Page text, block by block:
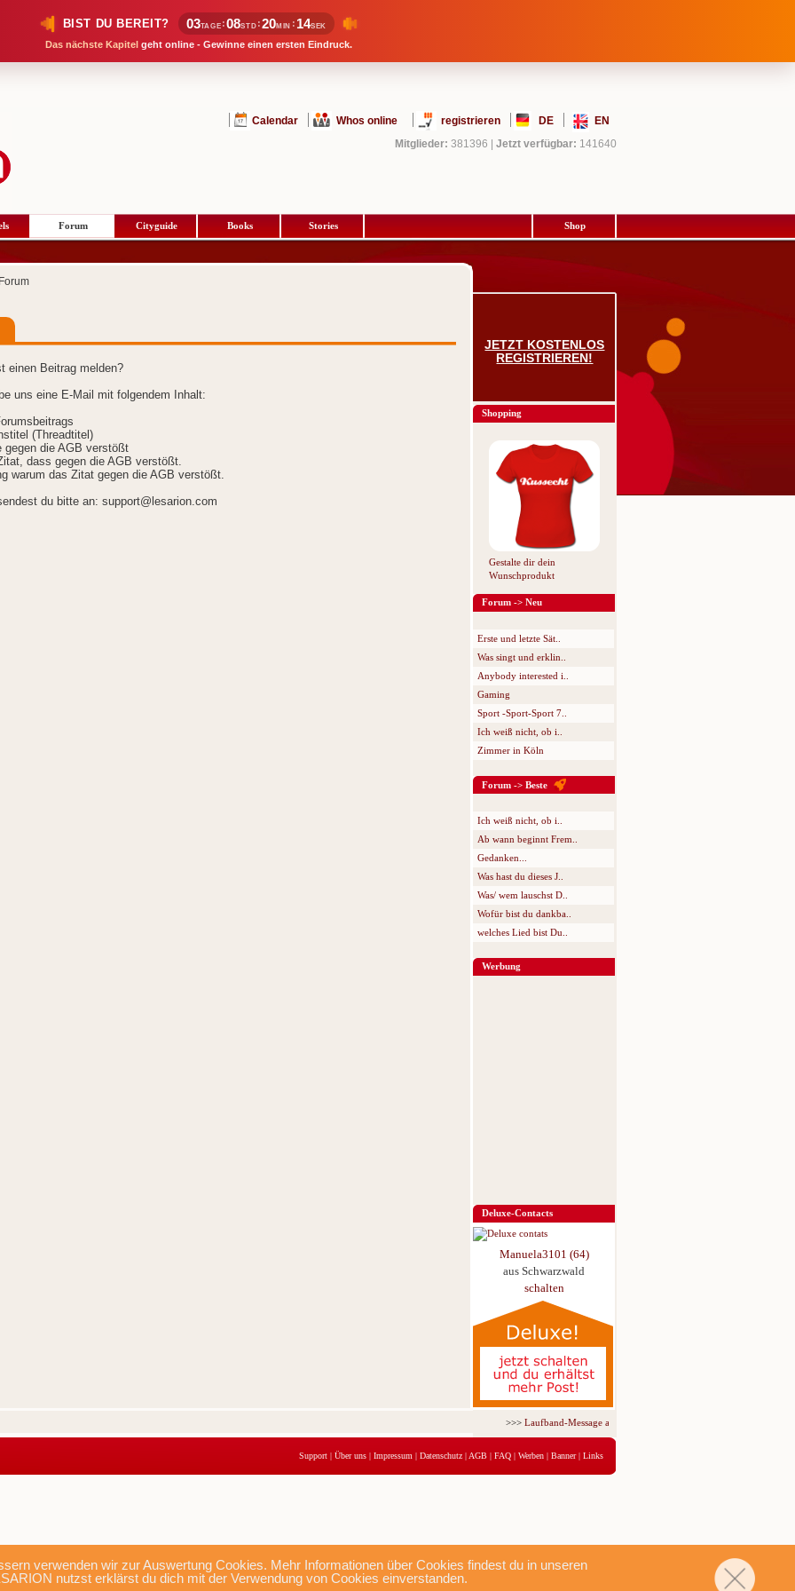
BIST DU BEREIT? 03TAGE :08STD :20MIN : 14SEK
Das nächste Kapitel geht online - Gewinne einen ersten Eindruck.
verwenden wir zur Auswertung Cookies. Mehr Informationen über Cookies findest du in unseren
nutzst erklärst du dich mit der Verwendung von Cookies einverstanden.
Calendar Whos online registrieren DE
EN
Mitglieder: 381396 Jetzt verfügbar: 141640
Forum Cityguide Books Stories Shop
einen Beitrag melden?
uns eine E-Mail mit folgendem Inhalt:
(Threadtitel)
gegen die AGB verstößt
dass gegen die AGB verstößt.
warum das Zitat gegen die AGB verstößt.
du bitte an: support@lesarion.com
JETZT KOSTENLOS
REGISTRIEREN!
Shopping
Gestalte dir dein
Wunschprodukt
Forum -> Neu
Erste und letzte Sät..
Was singt und erklin..
Anybody interested i..
Gaming
Sport -Sport-Sport 7..
Ich weiß nicht, ob i..
Zimmer in Köln
Forum -> Beste
Ich weiß nicht, ob i..
Ab wann beginnt Frem..
Gedanken...
Was hast du dieses J..
Was/ wem lauschst D..
Wofür bist du dankba..
welches Lied bist Du..
Werbung
Deluxe-Contacts
Manuela3101 (64)
aus Schwarzwald
schalten
>>>Laufband-Message ab nur 5,95 € für 3 Tage!
Support | Über uns | Impressum | Datenschutz | AGB | FAQ | Werben | Banner| Links